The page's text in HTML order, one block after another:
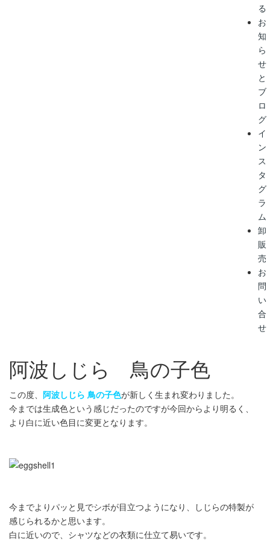
る
お
知
ら
せ
と
ブ
ロ
グ
イ
ン
ス
タ
グ
ラ
ム
卸
販
売
お
問
い
合
せ
阿波しじら 鳥の子色
この度、 阿波しじら 鳥の子色が新しく生まれ変わりました。
今までは生成色という感じだったのですが今回からより明るく、
より白に近い色目に変更となります。
今までよりパッと見でシボが目立つようになり、しじらの特製が
感じられるかと思います。
白に近いので、シャツなどの衣類に仕立て易いです。